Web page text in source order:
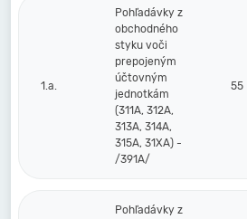
1.a.
Pohľadávky z
obchodného
styku voči
prepojeným
účtovným
jednotkám
(311A, 312A,
313A, 314A,
315A, 31XA) -
/391A/
55
Pohľadávky z